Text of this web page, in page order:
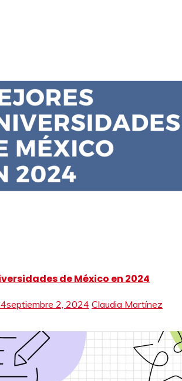
de México en 2024
septiembre 2, 2024 Claudia Martínez